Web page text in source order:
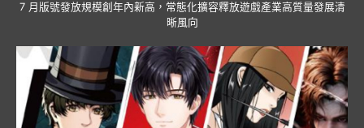
7 月版號發放規模創年內新高，常態化擴容釋放遊戲產業高質量發展清
晰風向